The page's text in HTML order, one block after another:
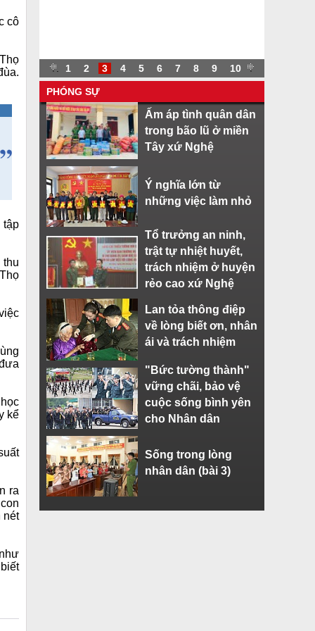
cô
tập
thu
kể
ra
nét
. 1 2 3 4 5 6 7 8 9 10 .
PHÓNG SỰ
Ấm áp tình quân dân
trong bão lũ ở miền
Tây xứ Nghệ
Ý nghĩa lớn từ
những việc làm nhỏ
Tổ trưởng an ninh,
trật tự nhiệt huyết,
trách nhiệm ở huyện
rẻo cao xứ Nghệ
Lan tỏa thông điệp
về lòng biết ơn, nhân
ái và trách nhiệm
"Bức tường thành"
vững chãi, bảo vệ
cuộc sống bình yên
cho Nhân dân
Sống trong lòng
nhân dân (bài 3)